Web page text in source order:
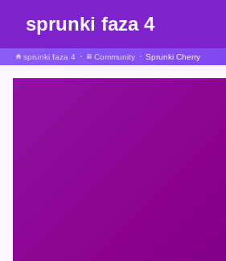
sprunki faza 4
sprunki faza 4 Community Sprunki Cherry